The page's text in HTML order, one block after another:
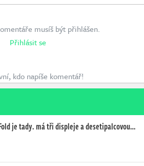
musíš být přihlášen.
Přihlásit se
kdo napíše komentář!
je tady. má tři displeje a desetipalcovou…